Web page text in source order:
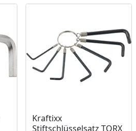
Kraftixx
Stiftschlüsselsatz TORX